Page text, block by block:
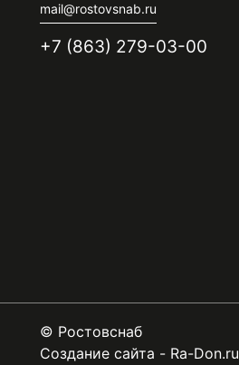
mail@rostovsnab.ru
+7 (863) 279-03-00
© Ростовснаб
Создание сайта - Ra-Don.ru